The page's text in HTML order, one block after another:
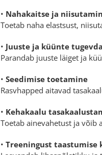
• Nahakaitse ja
Toetab naha elastsust,
• Juuste ja küünte
Parandab juuste läiget ja
• Seedimise toetamine
Rasvhapped aitavad
• Kehakaalu
Toetab ainevahetust ja võib
• Treeningust taastumise